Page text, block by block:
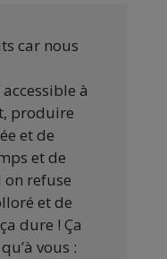
car nous
à
produire
et de
et de
refuse
et de
dure ! Ça
vous :